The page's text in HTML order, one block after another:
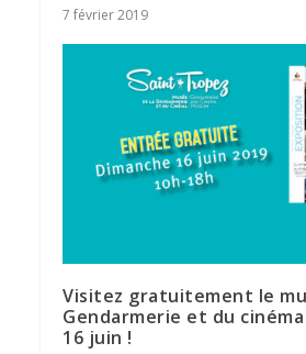
7 février 2019
Visitez gratuitement le
Gendarmerie et du
16 juin !